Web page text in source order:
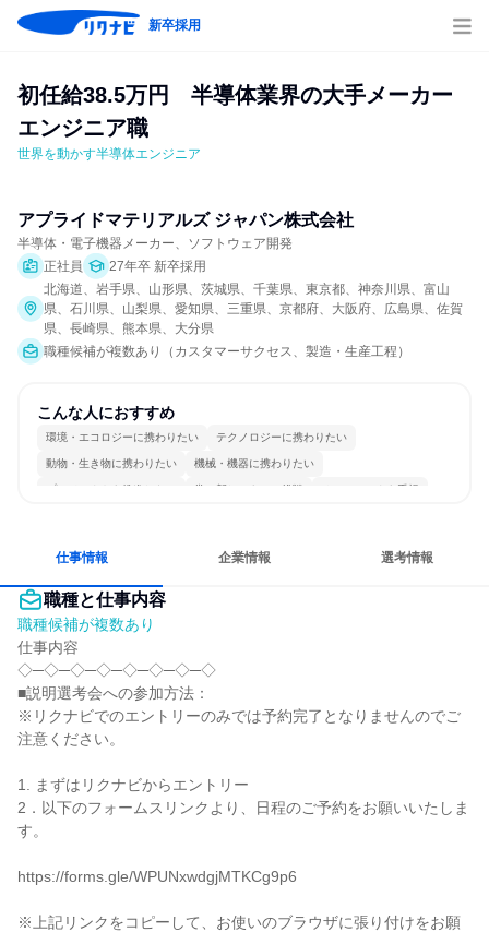
新卒採用
初任給38.5万円　半導体業界の大手メーカー
エンジニア職
世界を動かす半導体エンジニア
アプライドマテリアルズ ジャパン株式会社
半導体・電子機器メーカー、ソフトウェア開発
正社員
27年卒 新卒採用
北海道、岩手県、山形県、茨城県、千葉県、東京都、神奈川県、富山
県、石川県、山梨県、愛知県、三重県、京都府、大阪府、広島県、佐賀
県、長崎県、熊本県、大分県
職種候補が複数あり（カスタマーサクセス、製造・生産工程）
こんな人におすすめ
環境・エコロジーに携わりたい テクノロジーに携わりたい
動物・生き物に携わりたい 機械・機器に携わりたい
プロジェクトを推進したい 常に新しいものに挑戦 チームワークを重視
仕事情報 企業情報 選考情報
職種と仕事内容
職種候補が複数あり
仕事内容
◇─◇─◇─◇─◇─◇─◇─◇
■説明選考会への参加方法：
※リクナビでのエントリーのみでは予約完了となりませんのでご
注意ください。
1. まずはリクナビからエントリー
2．以下のフォームスリンクより、日程のご予約をお願いいたしま
す。
https://forms.gle/WPUNxwdgjMTKCg9p6
※上記リンクをコピーして、お使いのブラウザに張り付けをお願